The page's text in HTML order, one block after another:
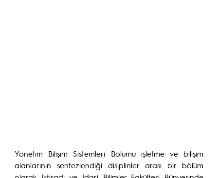
Yönetim Bilişim Sistemleri Bölümü işletme ve bilişim
alanlarının sentezlendiği disiplinler arası bir bölüm